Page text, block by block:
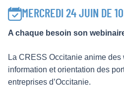
MERCREDI 24 JUIN DE
A chaque besoin son
La CRESS Occitanie anime des
information et orientation des
entreprises d’Occitanie.